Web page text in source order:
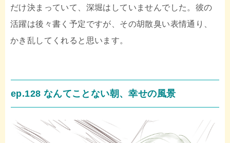
だけ決まっていて、深堀はしていませんでした。彼の
活躍は後々書く予定ですが、その胡散臭い表情通り、
かき乱してくれると思います。
ep.128 なんてことない朝、幸せの風景